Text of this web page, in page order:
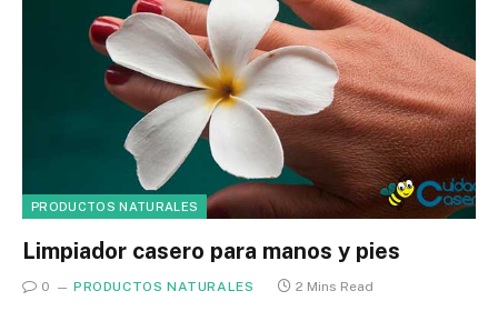
PRODUCTOS NATURALES
Limpiador casero para manos y pies
0 PRODUCTOS NATURALES 2 Mins Read